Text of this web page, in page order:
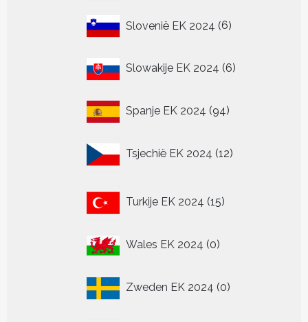
Slovenië EK 2024 66
Slowakije EK 2024 6
producten
Spanje EK 2024 9494
Tsjechië EK 2024 12
producten
Turkije EK 2024 15
producten
Wales EK 2024 00
Zweden EK 2024 0
producten